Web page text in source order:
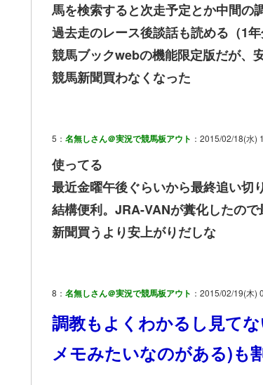
馬を検索すると次走予定とか中間の
過去走のレース後談話も読める（1年
競馬ブックwebの機能限定版だが、
競馬新聞買わなくなった
5： 名無しさん＠実況で競馬板アウト ：2015/02/18(水)
使ってる
最近金曜午後ぐらいから最終追い切
結構便利。JRA-VANが糞化したの
新聞買うより安上がりだしな
8： 名無しさん＠実況で競馬板アウト ：2015/02/19(木)
調教もよくわかるし見て
メモみたいなのがある)も